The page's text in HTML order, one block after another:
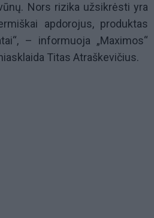
Nors rizika užsikrėsti yra
apdorojus, produktas
– informuoja „Maximos“
Titas Atraškevičius.